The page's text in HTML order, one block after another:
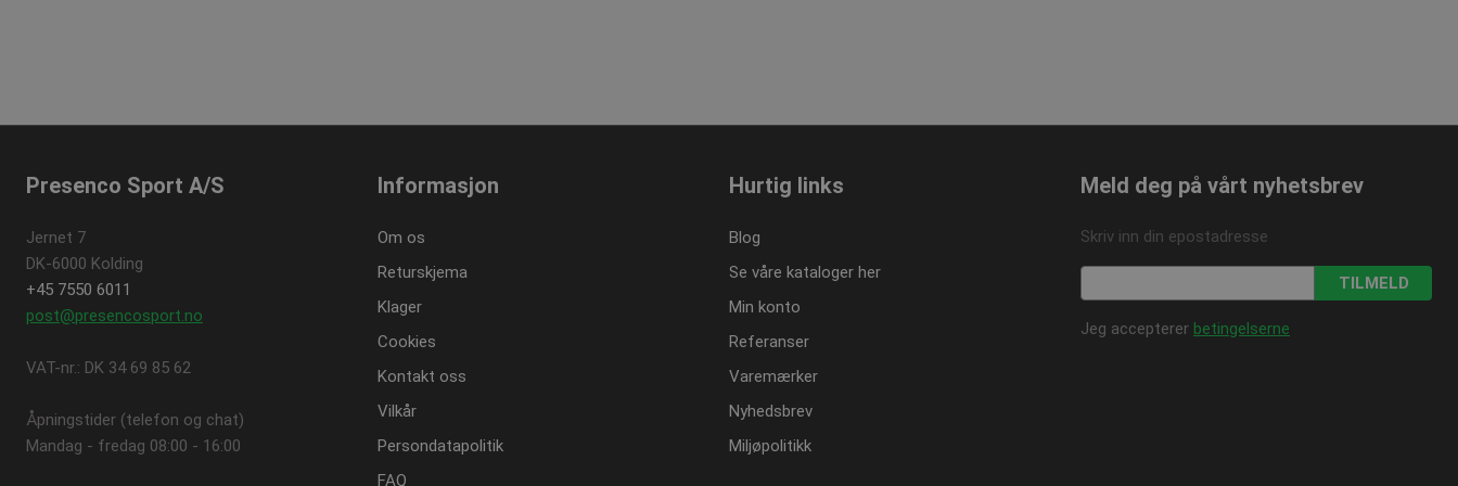
Presenco Sport A/S
Jernet 7
DK-6000 Kolding
+45 7550 6011
post@presencosport.no
VAT-nr.: DK 34 69 85 62
Åpningstider (telefon og chat)
Mandag - fredag ​​08:00 - 16:00
Informasjon
Om os
Returskjema
Klager
Cookies
Kontakt oss
Vilkår
Persondatapolitik
FAQ
Hurtig links
Blog
Se våre kataloger her
Min konto
Referanser
Varemærker
Nyhedsbrev
Miljøpolitikk
Meld deg på vårt nyhetsbrev
Skriv inn din epostadresse
TILMELD
Jeg accepterer betingelserne